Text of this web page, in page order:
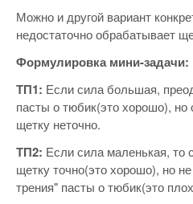
Можно и другой вариант
недостаточно обрабатывает
Формулировка мини-задачи:
ТП1: Если сила большая,
пасты о тюбик(это хорошо), но
щетку неточно.
ТП2: Если сила маленькая, то
щетку точно(это хорошо), но
трения" пасты о тюбик(это